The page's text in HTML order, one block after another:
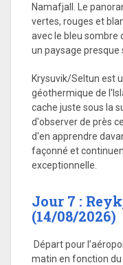
Namafjall. Le
vertes, rouges et
avec le bleu sombre
un paysage presque
Krysuvik/Seltun est
géothermique de
cache juste sous la
d'observer de près
d'en apprendre
façonné et
exceptionnelle.
Jour 7 :
(14/08/2026)
Départ pour
matin en fonction du